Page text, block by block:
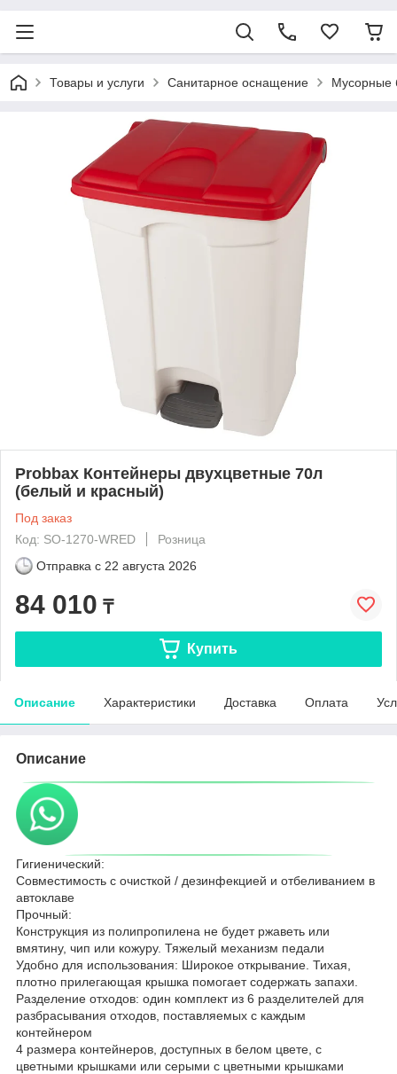
Товары и услуги Санитарное оснащение Мусорные
Probbax Контейнеры двухцветные 70л
(белый и красный)
Под заказ
Код: SO-1270-WRED
Розница
Отправка с 22 августа 2026
84 010 ₸
Купить
Описание Характеристики Доставка Оплата
Описание
Гигиенический:
Совместимость с очисткой / дезинфекцией и отбеливанием в
автоклаве
Прочный:
Конструкция из полипропилена не будет ржаветь или
вмятину, чип или кожуру. Тяжелый механизм педали
Удобно для использования: Широкое открывание. Тихая,
плотно прилегающая крышка помогает содержать запахи.
Разделение отходов: один комплект из 6 разделителей для
разбрасывания отходов, поставляемых с каждым
контейнером
4 размера контейнеров, доступных в белом цвете, с
цветными крышками или серыми с цветными крышками